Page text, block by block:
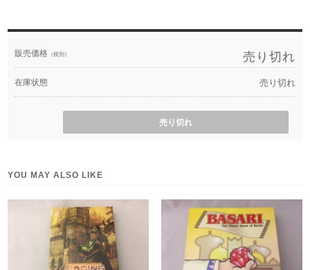
販売価格 （税別） 売り切れ
在庫状態 売り切れ
売り切れ
YOU MAY ALSO LIKE